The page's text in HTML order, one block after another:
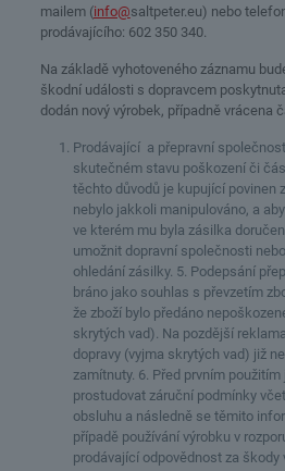
mailem (info@saltpeter.eu) nebo
prodávajícího: 602 350 340.
Na základě vyhotoveného záznamu
škodní události s dopravcem
dodán nový výrobek, případně vrácena
Prodávající a přepravní
skutečném stavu poškození či
těchto důvodů je kupující povinen
nebylo jakkoli manipulováno, a
ve kterém mu byla zásilka
umožnit dopravní společnosti
ohledání zásilky. 5. Podepsání
bráno jako souhlas s převzetím
že zboží bylo předáno
skrytých vad). Na pozdější
dopravy (vyjma skrytých vad) již
zamítnuty. 6. Před prvním
prostudovat záruční podmínky
obsluhu a následně se těmito
případě používání výrobku v
prodávající odpovědnost za škody